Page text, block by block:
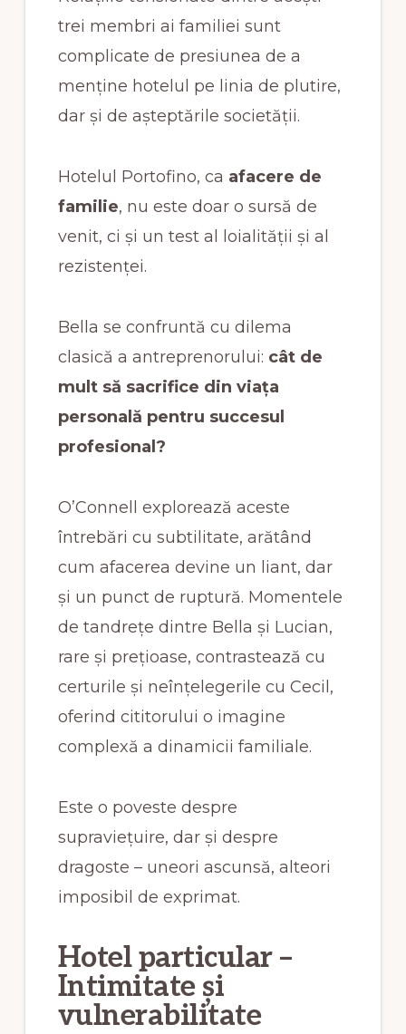
trei membri ai familiei sunt
complicate de presiunea de a
menține hotelul pe linia de plutire,
dar și de așteptările societății.
Hotelul Portofino, ca afacere de
familie, nu este doar o sursă de
venit, ci și un test al loialității și al
rezistenței.
Bella se confruntă cu dilema
clasică a antreprenorului: cât de
mult să sacrifice din viața
personală pentru succesul
profesional?
O’Connell explorează aceste
întrebări cu subtilitate, arătând
cum afacerea devine un liant, dar
și un punct de ruptură. Momentele
de tandrețe dintre Bella și Lucian,
rare și prețioase, contrastează cu
certurile și neînțelegerile cu Cecil,
oferind cititorului o imagine
complexă a dinamicii familiale.
Este o poveste despre
supraviețuire, dar și despre
dragoste – uneori ascunsă, alteori
imposibil de exprimat.
Hotel particular –
Intimitate și
vulnerabilitate